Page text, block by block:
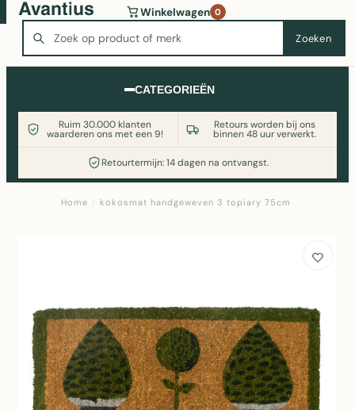
Zoeken
Winkelwagen 0
CATEGORIEËN
Ruim 30.000 klanten
waarderen ons met een 9!
Retours worden bij ons
binnen 48 uur verwerkt.
Retourtermijn: 14 dagen na ontvangst.
Wasmachine of koelkast nodig? Vergelijk alle prijzen op
Witgoedaanbod.nl
Home / kokosmat handgeweven 3 topiary 75cm